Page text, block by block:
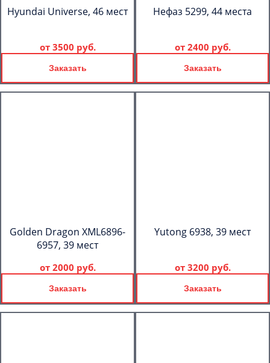
Hyundai Universe, 46 мест
от 3500 руб.
Заказать
Нефаз 5299, 44 места
от 2400 руб.
Заказать
Golden Dragon XML6896-
6957, 39 мест
от 2000 руб.
Заказать
Yutong 6938, 39 мест
от 3200 руб.
Заказать